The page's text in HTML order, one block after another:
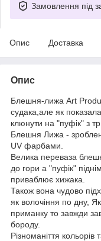
Замовлення під
Опис Доставка
Опис
Блешня-лижа Art
судака,але як
клюнути на "пуфік" з
Блешня Лижа -
UV фарбами.
Велика переваза
до гори а "пуфік"
приваблює хижака.
Також вона чудово
як волочіння по дну,
приманку то завжди
бороду.
Різноманіття